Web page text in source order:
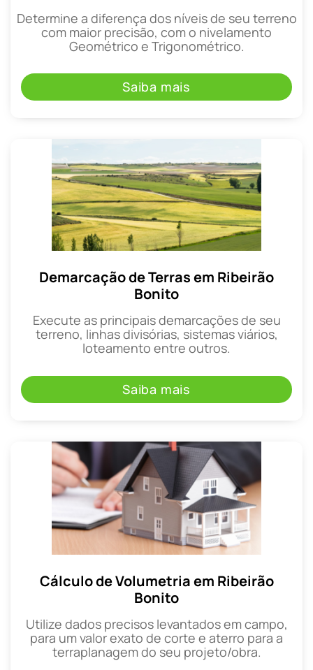
Determine a diferença dos níveis de seu terreno
com maior precisão, com o nivelamento
Geométrico e Trigonométrico.
Saiba mais
Demarcação de Terras em Ribeirão
Bonito
Execute as principais demarcações de seu
terreno, linhas divisórias, sistemas viários,
loteamento entre outros.
Saiba mais
Cálculo de Volumetria em Ribeirão
Bonito
Utilize dados precisos levantados em campo,
para um valor exato de corte e aterro para a
terraplanagem do seu projeto/obra.